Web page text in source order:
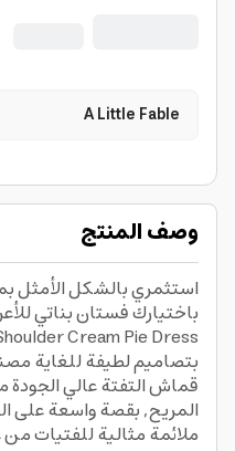
A Little Fable
وصف المنتج
استثمري بالشكل الأمثل
بتصاميم لطيفة للغاية
قماش التفتة عالي
المريح, بقصة واسعة على
ملائمة مثالية للفتيات من عمر 6 أشهر وحتى